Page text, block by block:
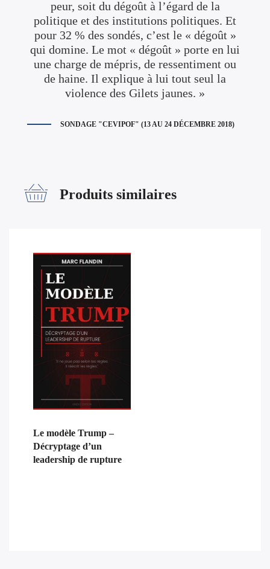
peur, soit du dégoût à l’égard de la
politique et des institutions politiques. Et
pour 32 % des sondés, c’est le « dégoût »
qui domine. Le mot « dégoût » porte en lui
une charge de mépris, de ressentiment ou
de haine. Il explique à lui tout seul la
violence des Gilets jaunes. »
SONDAGE "CEVIPOF" (13 AU 24 DÉCEMBRE 2018)
Produits similaires
Le modèle Trump –
Décryptage d’un
leadership de rupture